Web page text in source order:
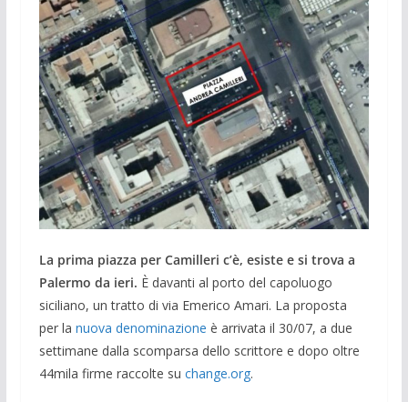
La prima piazza per Camilleri c’è, esiste e si trova a
Palermo da ieri. È davanti al porto del capoluogo
siciliano, un tratto di via Emerico Amari. La proposta
per la nuova denominazione è arrivata il 30/07, a due
settimane dalla scomparsa dello scrittore e dopo oltre
44mila firme raccolte su change.org.